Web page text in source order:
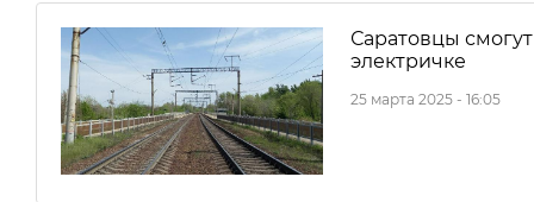
Саратовцы
электричке
25 марта 2025 - 16:05